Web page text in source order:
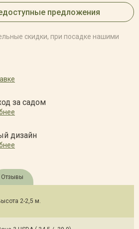
предложения
скидки, при посадке нашими
за садом
дизайн
Отзывы
2-2,5 м.